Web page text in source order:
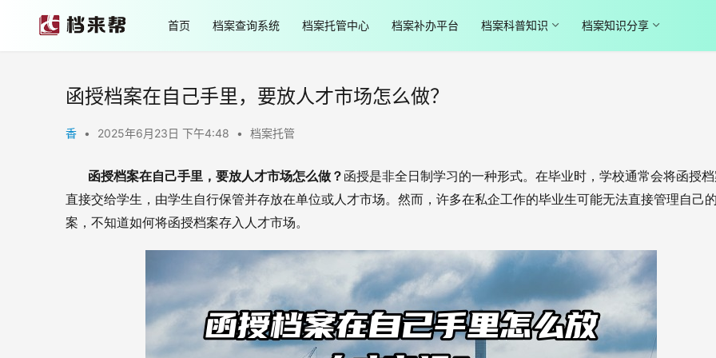
首页 档案查询系统 档案托管中心 档案补办平台 档案科普知识 档案知识分享
函授档案在自己手里，要放人才市场怎么做？
香 • 2025年6月23日 下午4:48 • 档案托管
函授档案在自己手里，要放人才市场怎么做？ 函授是非全日制学习的一种形式。在毕业时，学校通常会将函授
直接交给学生，由学生自行保管并存放在单位或人才市场。然而，许多在私企工作的毕业生可能无法直接管理自己
案，不知道如何将函授档案存入人才市场。